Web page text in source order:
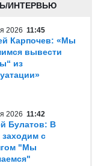
ИНТЕРВЬЮ
2026 11:45
Карпочев: «Мы
вывести
из
2026 11:42
Булатов: В
заходим с
"Мы